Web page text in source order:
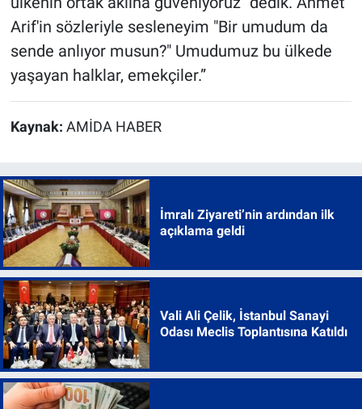
Arif'in sözleriyle sesleneyim "Bir umudum da
sende anlıyor musun?" Umudumuz bu ülkede
yaşayan halklar, emekçiler.”
Kaynak: AMİDA HABER
İmralı Ziyareti’nin ardından ilk
açıklama geldi
Vali Ali Çelik, İstanbul Sanayi
Odası Meclis Toplantısına Katıldı